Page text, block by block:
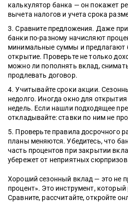
калькулятор банка — он покажет
вычета налогов и учета срока
Сравните предложения. Даже
банки по-разному начисляют
минимальные суммы и предлагают
открытие. Проверьте не только
можно ли пополнять вклад,
продлевать договор.
Учитывайте сроки акции.
недолго. Иногда окно для
недель. Если нашли подходящее
откладывайте: ставки по ним не
Проверьте правила досрочного
планы меняются. Убедитесь, что
часть процентов при закрытии
убережет от неприятных
Хороший сезонный вклад — это не
процент». Это инструмент,
Сравните, рассчитайте, откройте